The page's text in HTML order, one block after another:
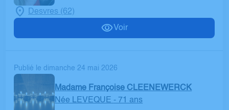
Desvres (62)
Voir
Publié le dimanche 24 mai 2026
Madame Françoise CLEENEWERCK
Née LEVEQUE - 71 ans